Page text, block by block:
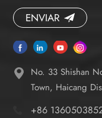
ENVIAR
No. 33 Shishan
Town, Haicang
+86